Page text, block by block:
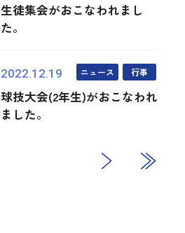
生徒集会がおこなわれまし
た。
2022.12.19 ニュース 行事
球技大会(2年生)がおこなわれ
ました。